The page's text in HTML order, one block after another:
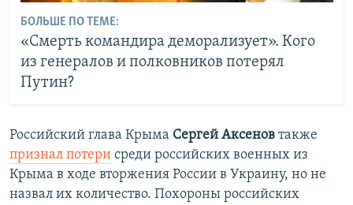
БОЛЬШЕ ПО ТЕМЕ:
«Смерть командира деморализует». Кого
из генералов и полковников потерял
Путин?
Российский глава Крыма Сергей Аксенов также
признал потери среди российских военных из
Крыма в ходе вторжения России в Украину, но не
назвал их количество. Похороны российских